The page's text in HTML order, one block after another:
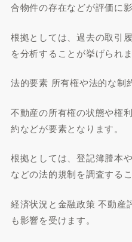
合物件の存在などが評価に
根拠としては、過去の取引
を分析することが挙げられま
法的要素 所有権や法的な制
不動産の所有権の状態や権
約などが要素となります。
根拠としては、登記簿謄本
などの法的規制を調査する
経済状況と金融政策 不動産
も影響を受けます。